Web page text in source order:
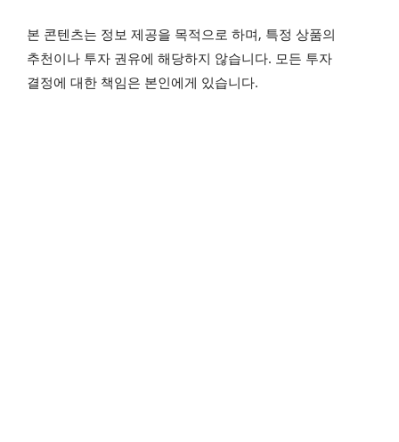
본 콘텐츠는 정보 제공을 목적으로 하며, 특정 상품의
추천이나 투자 권유에 해당하지 않습니다. 모든 투자
결정에 대한 책임은 본인에게 있습니다.